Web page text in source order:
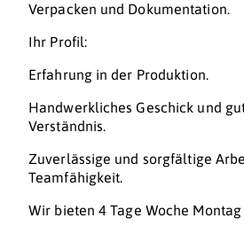
Verpacken und Dokumentation.
Ihr Profil:
Erfahrung in der Produktion.
Handwerkliches Geschick und
Verständnis.
Zuverlässige und sorgfältige
Teamfähigkeit.
Wir bieten 4 Tage Woche